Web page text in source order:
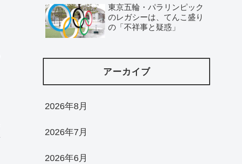
東京五輪・パラリンピック
のレガシーは、てんこ盛り
の「不祥事と疑惑」
アーカイブ
2026年8月
2026年7月
2026年6月